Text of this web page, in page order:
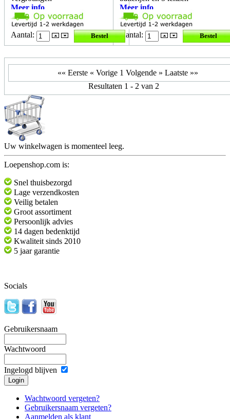
Meer info
Aantal:
Meer info
Aantal:
«« Eerste « Vorige 1 Volgende » Laatste »»
Resultaten 1 - 2 van 2
Uw winkelwagen is momenteel leeg.
Loepenshop.com is:
Snel thuisbezorgd
Lage verzendkosten
Veilig betalen
Groot assortiment
Persoonlijk advies
14 dagen bedenktijd
Kwaliteit sinds 2010
5 jaar garantie
Socials
Gebruikersnaam
Wachtwoord
Ingelogd blijven
Wachtwoord vergeten?
Gebruikersnaam vergeten?
Aanmelden als klant